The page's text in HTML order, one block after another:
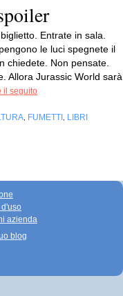
Entrate in sala.
le luci spegnete il
chiedete. Non pensate.
Allora Jurassic World sarà
il seguito
FUMETTI LIBRI
azienda
blog